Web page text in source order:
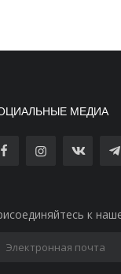
МЕДИА
к